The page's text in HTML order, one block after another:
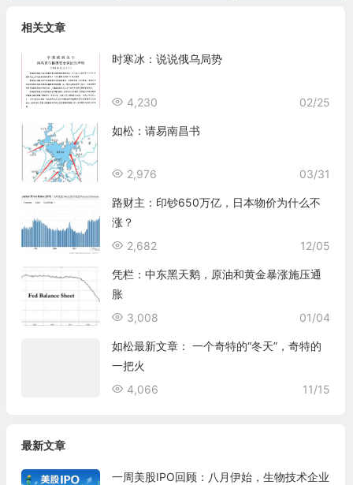
相关文章
时寒冰：说说俄乌局势
02/25
4,230
如松：请易南昌书
03/31
2,976
路财主：印钞650万亿，日本物价为什么不
涨？
12/05
2,682
凭栏：中东黑天鹅，原油和黄金暴涨施压通
胀
01/04
3,008
如松最新文章： 一个奇特的“冬天”，奇特的
一把火
11/15
4,066
最新文章
一周美股IPO回顾：八月伊始，生物技术企业